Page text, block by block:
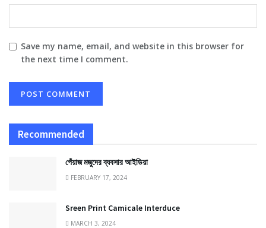
Save my name, email, and website in this browser for
the next time I comment.
Recommended
পেঁয়াজ মজুদের ব্যবসার আইডিয়া
FEBRUARY 17, 2024
Sreen Print Camicale Interduce
MARCH 3, 2024